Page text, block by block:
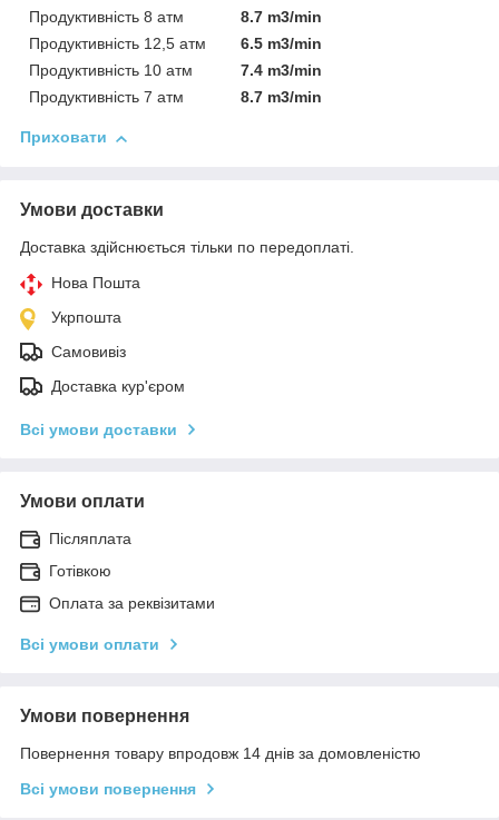
Продуктивність 8 атм
8.7 m3/min
Продуктивність 12,5 атм
6.5 m3/min
Продуктивність 10 атм
7.4 m3/min
Продуктивність 7 атм
8.7 m3/min
Приховати
Умови доставки
Доставка здійснюється тільки по передоплаті.
Нова Пошта
Укрпошта
Самовивіз
Доставка кур'єром
Всі умови доставки
Умови оплати
Післяплата
Готівкою
Оплата за реквізитами
Всі умови оплати
Умови повернення
Повернення товару впродовж 14 днів за домовленістю
Всі умови повернення